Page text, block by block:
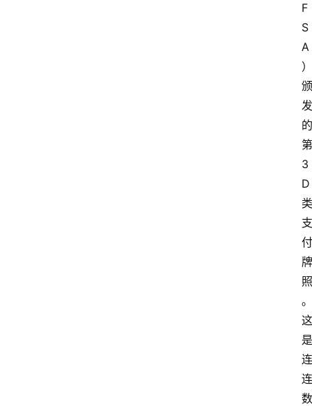
F
S
A
）
颁
发
的
第
3
D
类
支
付
牌
照
。
这
是
连
连
数